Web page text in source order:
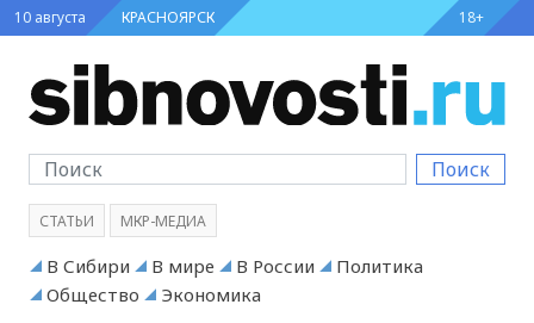
10 августа КРАСНОЯРСК 18+
Поиск
СТАТЬИ МКР-МЕДИА
В Сибири В мире В России
Политика
Общество
Экономика